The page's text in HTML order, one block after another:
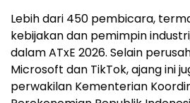
Lebih dari 450 pembicara,
kebijakan dan pemimpin
dalam ATxE 2026. Selain
Microsoft dan TikTok, ajang ini
perwakilan Kementerian